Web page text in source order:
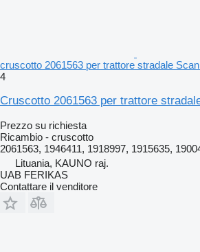
cruscotto 2061563 per trattore stradale
4
Cruscotto 2061563 per trattore
Prezzo su richiesta
Ricambio - cruscotto
2061563, 1946411, 1918997, 1915635,
Lituania, KAUNO raj.
UAB FERIKAS
Contattare il venditore